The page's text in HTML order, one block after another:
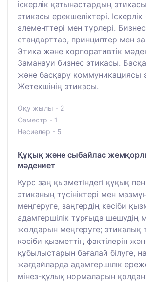
іскерлік қатынастардың
этикасы ерекшеліктері. Іскерлік
элементтері мен түрлері.
стандарттар, принциптер мен
Этика және корпоративтік
Заманауи бизнес этикасы.
және басқару коммуникациясы
Жетекшінің этикасы.
Оқу жылы - 2
Семестр - 1
Несиелер - 5
Құқық және сыбайлас
мәдениет
Курс заң қызметіндегі құқық пен
этиканың түсініктері мен
меңгеруге, заңгердің кәсіби
адамгершілік тұрғыда шешудің
жолдарын меңгеруге; этикалық
кәсіби қызметтің фактілерін
құбылыстарын бағалай білуге,
жағдайларда адамгершілік
мінез-құлық нормаларын